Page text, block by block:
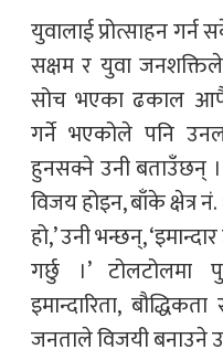
युवालाई प्रोत्साहन
सक्षम र युवा
सोच भएका ढकाल
गर्ने भएकोले पनि
हुनसक्ने उनी बताउँछन्
विजय होइन, बाँके क्षेत्र
हो,’ उनी भन्छन्,
गर्छु ।’ टोलटोलमा
इमान्दारिता,
जनताले विजयी बनाउने